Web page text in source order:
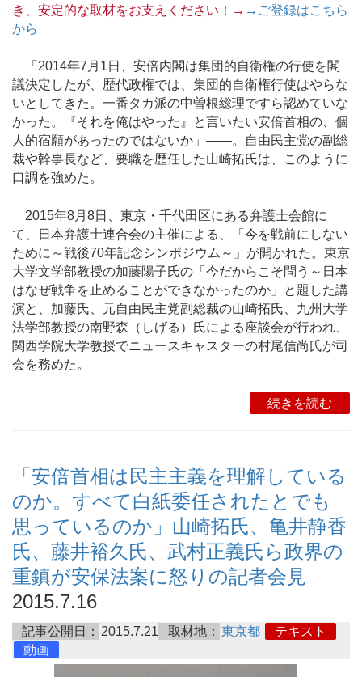
き、安定的な取材をお支えください！→ →ご登録はこちら
から
「2014年7月1日、安倍内閣は集団的自衛権の行使を閣
議決定したが、歴代政権では、集団的自衛権行使はやらな
いとしてきた。一番タカ派の中曽根総理ですら認めていな
かった。『それを俺はやった』と言いたい安倍首相の、個
人的宿願があったのではないか」――。自由民主党の副総
裁や幹事長など、要職を歴任した山崎拓氏は、このように
口調を強めた。
2015年8月8日、東京・千代田区にある弁護士会館に
て、日本弁護士連合会の主催による、「今を戦前にしない
ために～戦後70年記念シンポジウム～」が開かれた。東京
大学文学部教授の加藤陽子氏の「今だからこそ問う～日本
はなぜ戦争を止めることができなかったのか」と題した講
演と、加藤氏、元自由民主党副総裁の山崎拓氏、九州大学
法学部教授の南野森（しげる）氏による座談会が行われ、
関西学院大学教授でニュースキャスターの村尾信尚氏が司
会を務めた。
続きを読む
「安倍首相は民主主義を理解している
のか。すべて白紙委任されたとでも
思っているのか」山崎拓氏、亀井静香
氏、藤井裕久氏、武村正義氏ら政界の
重鎮が安保法案に怒りの記者会見
2015.7.16
記事公開日： 2015.7.21 取材地： 東京都
テキスト
動画